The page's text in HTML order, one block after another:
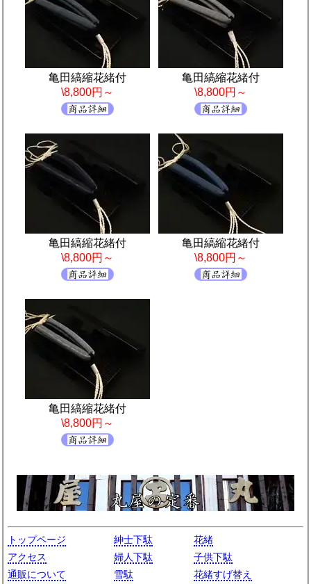
亀田縞縮花緒付
\8,800円～
亀田縞縮花緒付
\8,800円～
亀田縞縮花緒付
\8,800円～
亀田縞縮花緒付
\8,800円～
亀田縞縮花緒付
\8,800円～
トップページ
アクセス
通販について
紳士下駄
婦人下駄
雪駄
花緒
子供下駄
花緒すげ替え